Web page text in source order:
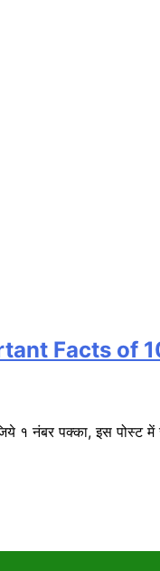
Facts of
१ नंबर पक्का, इस पोस्ट में